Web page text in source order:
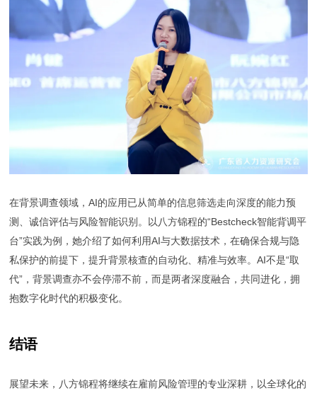
在背景调查领域，AI的应用已从简单的信息筛选走向深度的能力预
测、诚信评估与风险智能识别。以八方锦程的“Bestcheck智能背调平
台”实践为例，她介绍了如何利用AI与大数据技术，在确保合规与隐
私保护的前提下，提升背景核查的自动化、精准与效率。AI不是“取
代”，背景调查亦不会停滞不前，而是两者深度融合，共同进化，拥
抱数字化时代的积极变化。
结语
展望未来，八方锦程将继续在雇前风险管理的专业深耕，以全球化的